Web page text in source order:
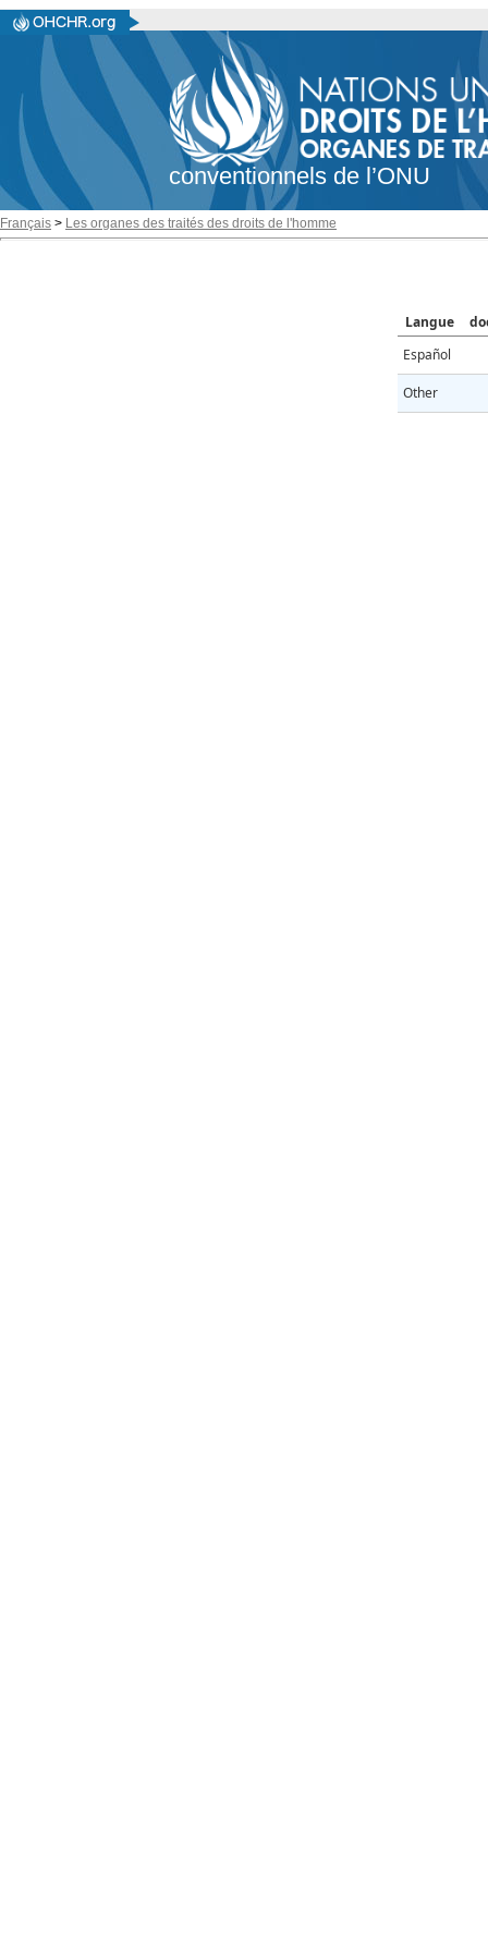
conventionnels de l’ONU
Français > Les organes des traités des droits de l'homme
Langue
Español
Other